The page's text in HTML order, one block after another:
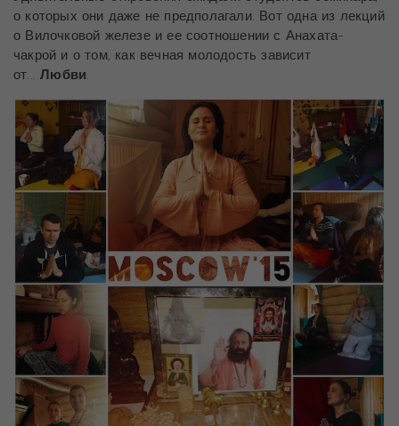
о которых они даже не предполагали. Вот одна из лекций
о Вилочковой железе и ее соотношении с Анахата-
чакрой и о том, как вечная молодость зависит
от...Любви.